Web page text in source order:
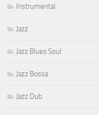
Instrumental
Jazz
Jazz Blues Soul
Jazz Bossa
Jazz Dub